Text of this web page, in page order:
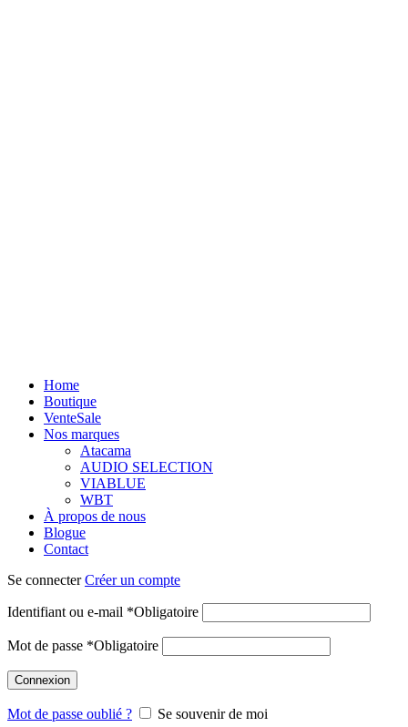
Home
Boutique
VenteSale
Nos marques
Atacama
AUDIO SELECTION
VIABLUE
WBT
À propos de nous
Blogue
Contact
Se connecterCréer un compte
Identifiant ou e-mail *Obligatoire
Mot de passe *Obligatoire
Connexion
Mot de passe oublié ?
Se souvenir de moi